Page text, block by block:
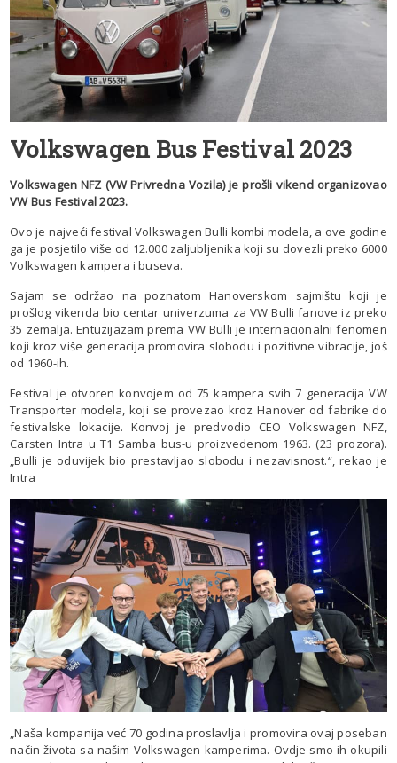
Volkswagen Bus Festival 2023
Volkswagen NFZ (VW Privredna Vozila) je prošli vikend organizovao
VW Bus Festival 2023.
Ovo je najveći festival Volkswagen Bulli kombi modela, a ove godine
ga je posjetilo više od 12.000 zaljubljenika koji su dovezli preko 6000
Volkswagen kampera i buseva.
Sajam se održao na poznatom Hanoverskom sajmištu koji je
prošlog vikenda bio centar univerzuma za VW Bulli fanove iz preko
35 zemalja. Entuzijazam prema VW Bulli je internacionalni fenomen
koji kroz više generacija promovira slobodu i pozitivne vibracije, još
od 1960-ih.
Festival je otvoren konvojem od 75 kampera svih 7 generacija VW
Transporter modela, koji se provezao kroz Hanover od fabrike do
festivalske lokacije. Konvoj je predvodio CEO Volkswagen NFZ,
Carsten Intra u T1 Samba bus-u proizvedenom 1963. (23 prozora).
„Bulli je oduvijek bio prestavljao slobodu i nezavisnost.“, rekao je
Intra
„Naša kompanija već 70 godina proslavlja i promovira ovaj poseban
način života sa našim Volkswagen kamperima. Ovdje smo ih okupili